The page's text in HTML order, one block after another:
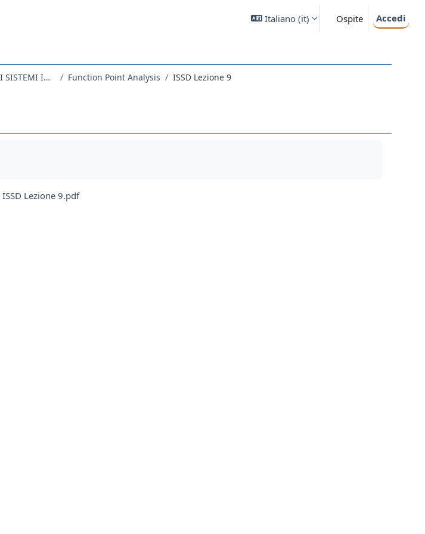
Italiano ‎(it)‎ Ospite Accedi
224MI - PROGETTAZIONE DEL SOFTWARE E DEI SISTEMI INFORMATIVI 2021 Function Point Analysis ISSD Lezione 9
ISSD Lezione 9.pdf